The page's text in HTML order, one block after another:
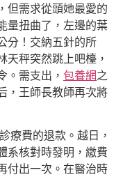
但需求從頭她最愛的
量扭曲了，左邊的葉
分！交納五針的所
天秤突然跳上吧檯，
。需支出， 包養網之
，王師長教師再次將
療費的退款。越日，
系核對時發明，繳費
付出一次。在醫治時